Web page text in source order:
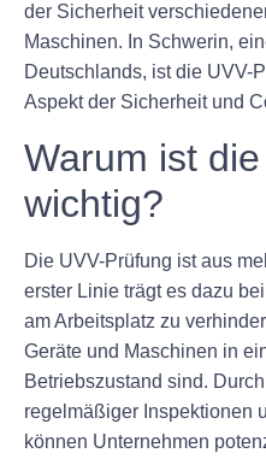
der Sicherheit
Maschinen. In Schwerin,
Deutschlands, ist die UVV-
Aspekt der Sicherheit und
Warum ist
wichtig?
Die UVV-Prüfung ist aus
erster Linie trägt es dazu
am Arbeitsplatz zu
Geräte und Maschinen in
Betriebszustand sind.
regelmäßiger Inspektionen
können Unternehmen